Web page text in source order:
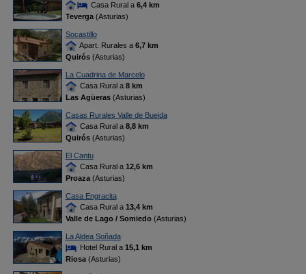
Casa Rural a 6,4 km
Teverga(Asturias)
Socastillo
Apart. Rurales a 6,7 km
Quirós(Asturias)
La Cuadrina de Marcelo
Casa Rural a 8 km
Las Agüeras(Asturias)
Casas Rurales Valle de Bueida
Casa Rural a 8,8 km
Quirós(Asturias)
El Cantu
Casa Rural a 12,6 km
Proaza(Asturias)
Casa Engracita
Casa Rural a 13,4 km
Valle de Lago / Somiedo(Asturias)
La Aldea Soñada
Hotel Rural a 15,1 km
Riosa(Asturias)